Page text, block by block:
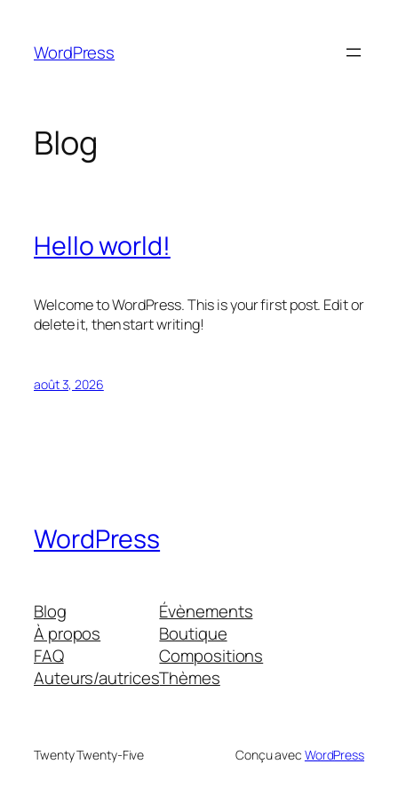
contenu
WordPress
Blog
Hello world!
Welcome to WordPress. This is your first post. Edit or
delete it, then start writing!
août 3, 2026
WordPress
Blog
À propos
FAQ
Auteurs/autrices
Évènements
Boutique
Compositions
Thèmes
Twenty Twenty-Five Conçu avec WordPress